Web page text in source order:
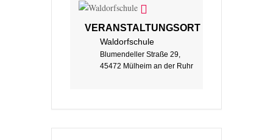
VERANSTALTUNGSORT
Waldorfschule
Blumendeller Straße 29,
45472 Mülheim an der Ruhr